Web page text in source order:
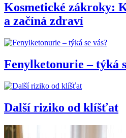
Kosmetické zákroky:
a začíná zdraví
Fenylketonurie – týká
Další riziko od klíšťat